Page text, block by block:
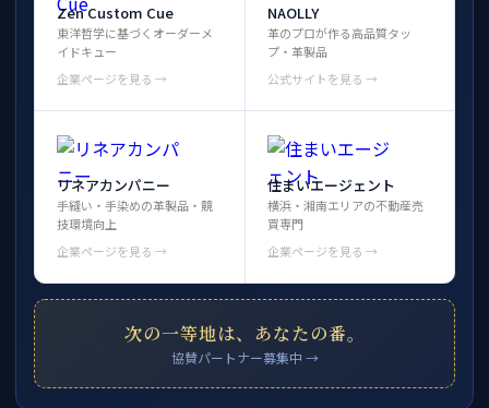
Zen Custom Cue
東洋哲学に基づくオーダーメ
イドキュー
企業ページを見る →
NAOLLY
革のプロが作る高品質タッ
プ・革製品
公式サイトを見る →
リネアカンパニー
手縫い・手染めの革製品・競
技環境向上
企業ページを見る →
住まいエージェント
横浜・湘南エリアの不動産売
買専門
企業ページを見る →
次の一等地は、あなたの番。
協賛パートナー募集中 →